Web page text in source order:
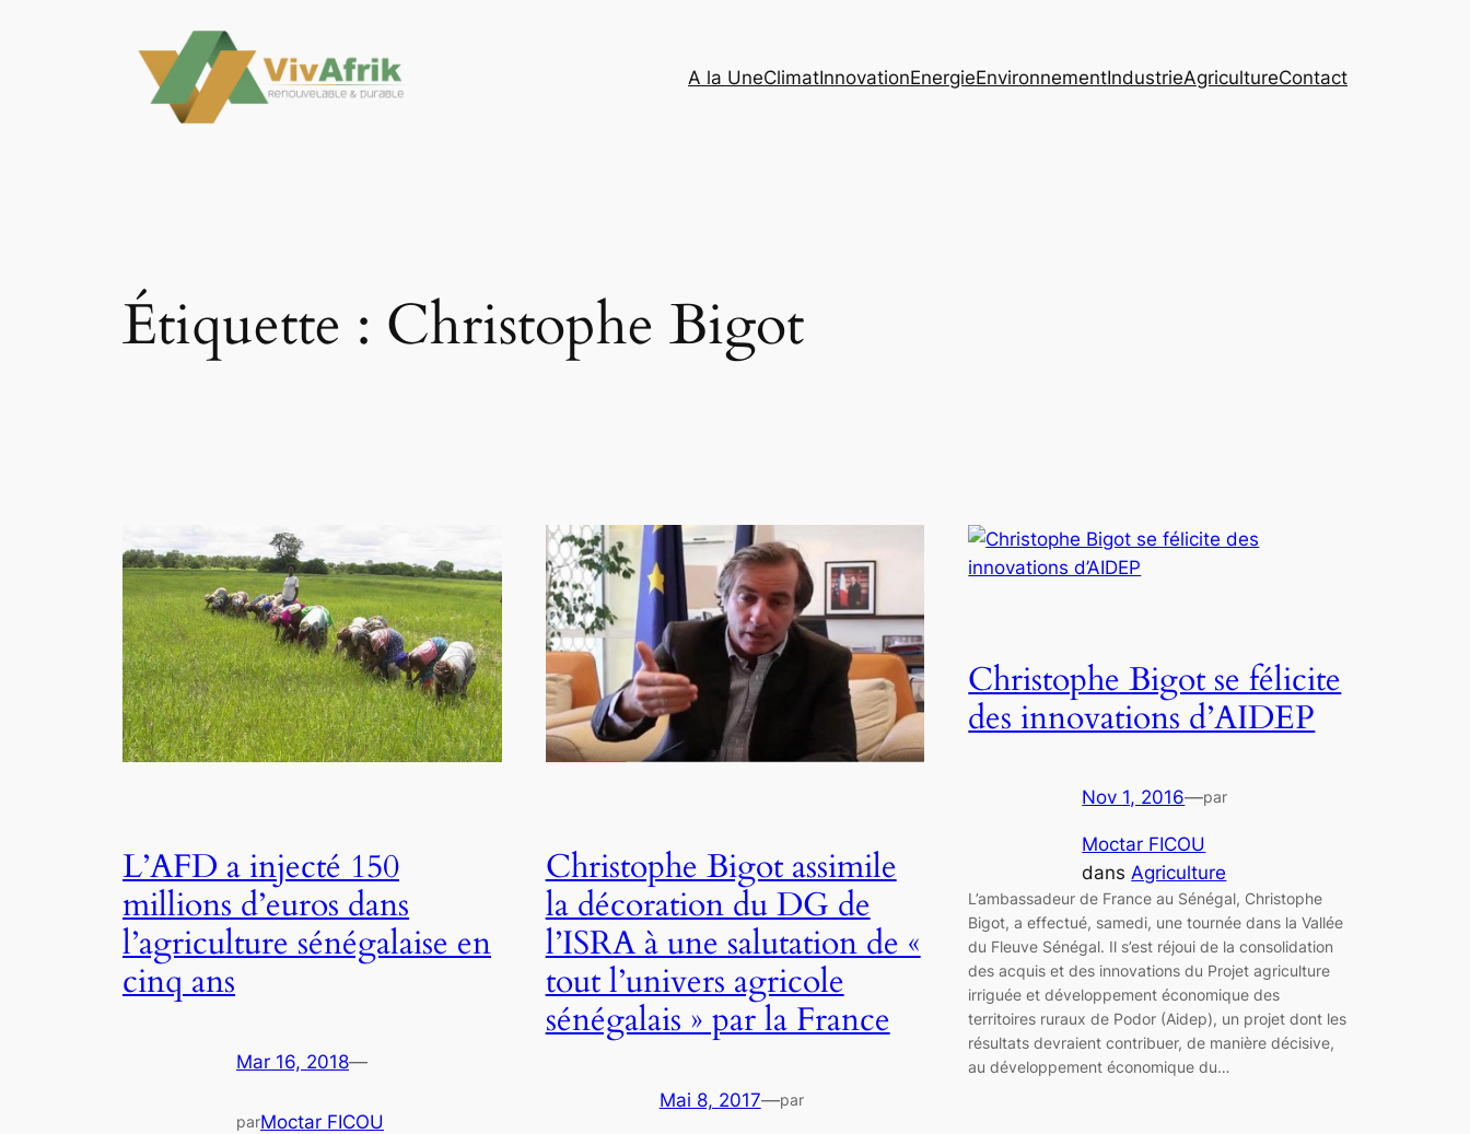
A la UneClimatInnovationEnergieEnvironnementIndustrieAgricultureContact
Étiquette : Christophe Bigot
L’AFD a injecté 150
millions d’euros dans
l’agriculture sénégalaise en
cinq ans
Mar 16, 2018—
parMoctar FICOU
Christophe Bigot assimile
la décoration du DG de
l’ISRA à une salutation de «
tout l’univers agricole
sénégalais » par la France
Mai 8, 2017—par
Christophe Bigot se félicite
des innovations d’AIDEP
Nov 1, 2016—par
Moctar FICOU
dans Agriculture
L’ambassadeur de France au Sénégal, Christophe
Bigot, a effectué, samedi, une tournée dans la Vallée
du Fleuve Sénégal. Il s’est réjoui de la consolidation
des acquis et des innovations du Projet agriculture
irriguée et développement économique des
territoires ruraux de Podor (Aidep), un projet dont les
résultats devraient contribuer, de manière décisive,
au développement économique du…